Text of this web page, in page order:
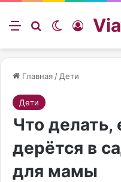
Меню ИскатьSwitch skin
Войти
Главная / Дети
Дети
Что делать,
дерётся в
для мамы